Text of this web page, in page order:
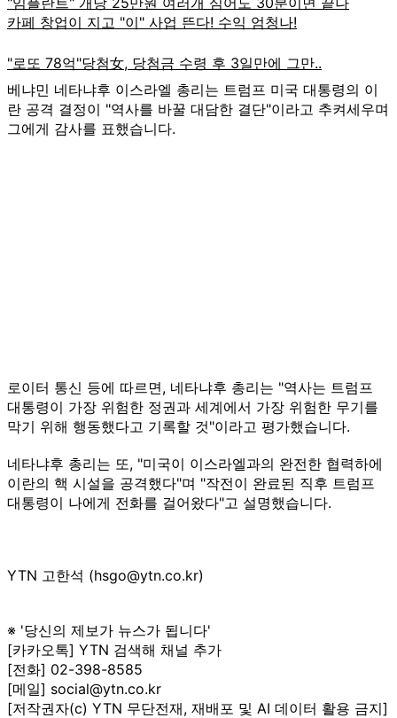
베냐민 네타냐후 이스라엘 총리는 트럼프 미국 대통령의 이
란 공격 결정이 "역사를 바꿀 대담한 결단"이라고 추켜세우며
그에게 감사를 표했습니다.
로이터 통신 등에 따르면, 네타냐후 총리는 "역사는 트럼프
대통령이 가장 위험한 정권과 세계에서 가장 위험한 무기를
막기 위해 행동했다고 기록할 것"이라고 평가했습니다.
네타냐후 총리는 또, "미국이 이스라엘과의 완전한 협력하에
이란의 핵 시설을 공격했다"며 "작전이 완료된 직후 트럼프
대통령이 나에게 전화를 걸어왔다"고 설명했습니다.
YTN 고한석 (hsgo@ytn.co.kr)
※ '당신의 제보가 뉴스가 됩니다'
[카카오톡] YTN 검색해 채널 추가
[전화] 02-398-8585
[메일] social@ytn.co.kr
[저작권자(c) YTN 무단전재, 재배포 및 AI 데이터 활용 금지]